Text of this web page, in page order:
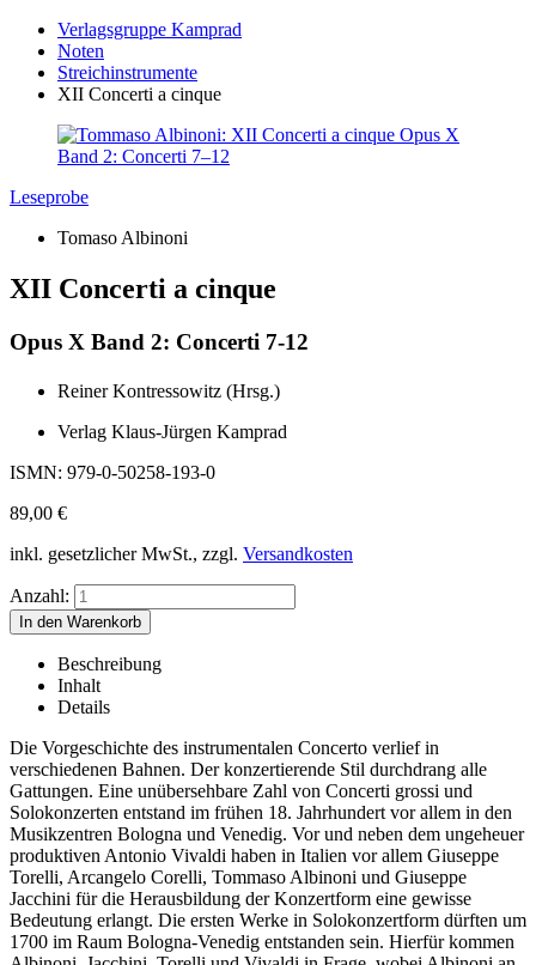
Verlagsgruppe Kamprad
Noten
Streichinstrumente
XII Concerti a cinque
Leseprobe
Tomaso Albinoni
XII Concerti a cinque
Opus X Band 2: Concerti 7-12
Reiner Kontressowitz (Hrsg.)
Verlag Klaus-Jürgen Kamprad
ISMN: 979-0-50258-193-0
89,00 €
inkl. gesetzlicher MwSt., zzgl. Versandkosten
Anzahl:
Beschreibung
Inhalt
Details
Die Vorgeschichte des instrumentalen Concerto verlief in
verschiedenen Bahnen. Der konzertierende Stil durchdrang alle
Gattungen. Eine unübersehbare Zahl von Concerti grossi und
Solokonzerten entstand im frühen 18. Jahrhundert vor allem in den
Musikzentren Bologna und Venedig. Vor und neben dem ungeheuer
produktiven Antonio Vivaldi haben in Italien vor allem Giuseppe
Torelli, Arcangelo Corelli, Tommaso Albinoni und Giuseppe
Jacchini für die Herausbildung der Konzertform eine gewisse
Bedeutung erlangt. Die ersten Werke in Solokonzertform dürften um
1700 im Raum Bologna-Venedig entstanden sein. Hierfür kommen